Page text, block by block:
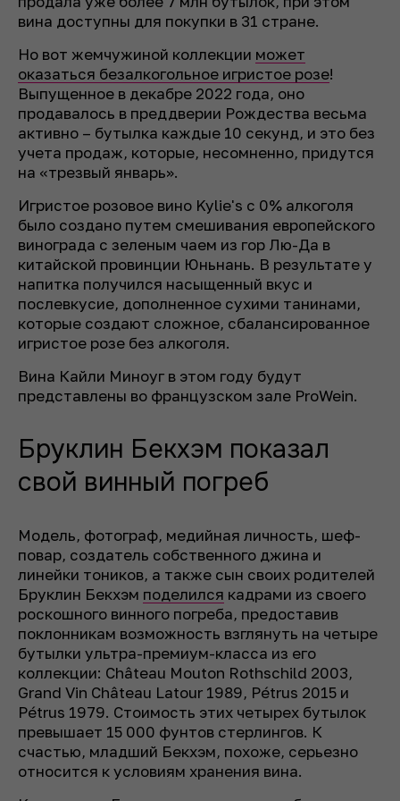
вина доступны для покупки в 31 стране.
Но вот жемчужиной коллекции может
оказаться безалкогольное игристое розе!
Выпущенное в декабре 2022 года, оно
продавалось в преддверии Рождества весьма
активно – бутылка каждые 10 секунд, и это без
учета продаж, которые, несомненно, придутся
на «трезвый январь».
Игристое розовое вино Kylie's с 0% алкоголя
было создано путем смешивания европейского
винограда с зеленым чаем из гор Лю-Да в
китайской провинции Юньнань. В результате у
напитка получился насыщенный вкус и
послевкусие, дополненное сухими танинами,
которые создают сложное, сбалансированное
игристое розе без алкоголя.
Вина Кайли Миноуг в этом году будут
представлены во французском зале ProWein.
Бруклин Бекхэм показал
свой винный погреб
Модель, фотограф, медийная личность, шеф-
повар, создатель собственного джина и
линейки тоников, а также сын своих родителей
Бруклин Бекхэм поделился кадрами из своего
роскошного винного погреба, предоставив
поклонникам возможность взглянуть на четыре
бутылки ультра-премиум-класса из его
коллекции: Château Mouton Rothschild 2003,
Grand Vin Château Latour 1989, Pétrus 2015 и
Pétrus 1979. Стоимость этих четырех бутылок
превышает 15 000 фунтов стерлингов. К
счастью, младший Бекхэм, похоже, серьезно
относится к условиям хранения вина.